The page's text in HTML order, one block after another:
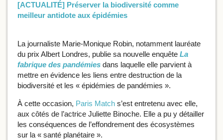
[ACTUALITÉ] Préserver la biodiversité comme
meilleur antidote aux épidémies
La journaliste Marie-Monique Robin, notamment lauréate
du prix Albert Londres, publie sa nouvelle enquête La
fabrique des pandémies dans laquelle elle parvient à
mettre en évidence les liens entre destruction de la
biodiversité et les « épidémies de pandémies ».
À cette occasion, Paris Match s’est entretenu avec elle,
aux côtés de l’actrice Juliette Binoche. Elle a pu y détailler
les conséquences de l’effondrement des écosystèmes
sur la « santé planétaire ».